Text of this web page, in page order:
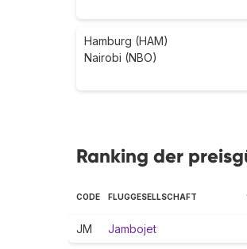
Hamburg (HAM)
Nairobi (NBO)
Ranking der
CODE FLUGGESELLSCHAFT
JM Jambojet